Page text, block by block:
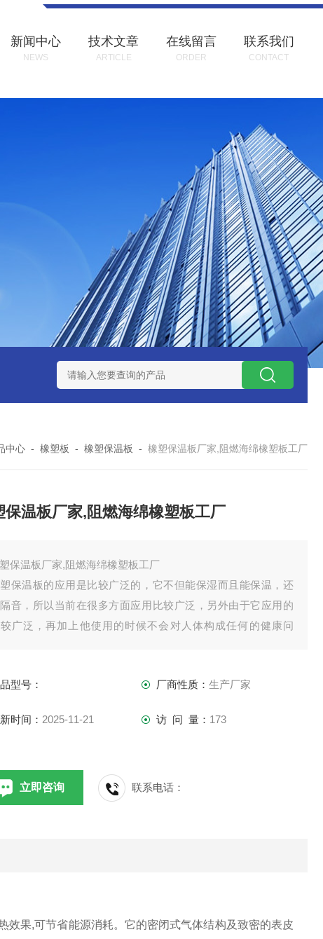
新闻中心
NEWS
技术文章
ARTICLE
在线留言
ORDER
联系我们
CONTACT
中心 - 橡塑板 - 橡塑保温板 - 橡塑保温板厂家,阻燃海绵橡塑板工厂
保温板厂家,阻燃海绵橡塑板工厂
保温板厂家,阻燃海绵橡塑板工厂
保温板的应用是比较广泛的，它不但能保湿而且能保温，还
音，所以当前在很多方面应用比较广泛，另外由于它应用的
广泛，再加上他使用的时候不会对人体构成任何的健康问
型号： 厂商性质： 生产厂家
时间： 2025-11-21 访 问 量： 173
立即咨询 联系电话：
效果,可节省能源消耗。它的密闭式气体结构及致密的表皮